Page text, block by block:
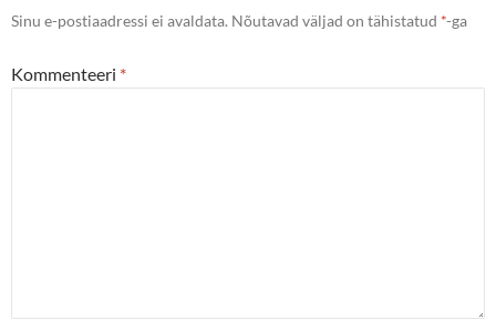
Sinu e-postiaadressi ei avaldata. Nõutavad väljad on tähistatud *-ga
Kommenteeri *